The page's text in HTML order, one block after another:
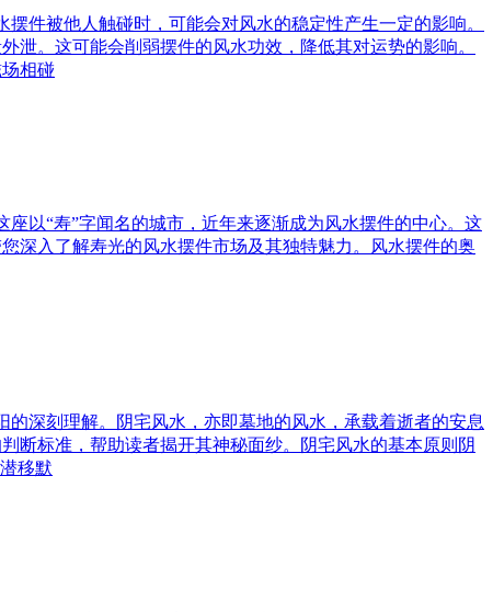
件被他人触碰时，可能会对风水的稳定性产生一定的影响。
。这可能会削弱摆件的风水功效，降低其对运势的影响。
相碰
以“寿”字闻名的城市，近年来逐渐成为风水摆件的中心。这
深入了解寿光的风水摆件市场及其独特魅力。风水摆件的奥
深刻理解。阴宅风水，亦即墓地的风水，承载着逝者的安息
断标准，帮助读者揭开其神秘面纱。阴宅风水的基本原则阴
移默